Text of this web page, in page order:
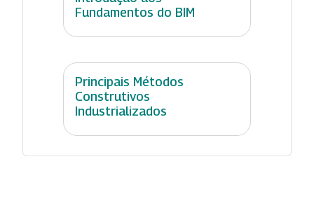
Fundamentos do BIM
Principais Métodos
Construtivos
Industrializados